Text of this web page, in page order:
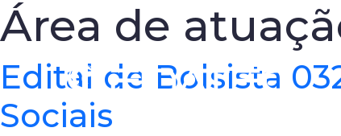
Área de
Edital de Bolsista
Sociais